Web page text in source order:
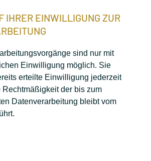
IHRER EINWILLIGUNG ZUR
sind nur mit
Einwilligung möglich. Sie
erteilte Einwilligung jederzeit
Rechtmäßigkeit der bis zum
Datenverarbeitung bleibt vom